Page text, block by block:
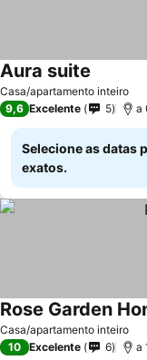
Casa/apartamento inteiro
Aura suite
9,6 Excelente 5 a
Selecione as datas
exatos.
Casa/apartamento inteiro
Rose Garden
10 Excelente 6 a